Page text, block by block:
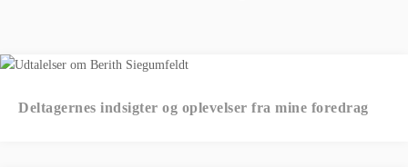
Deltagernes indsigter og oplevelser fra mine foredrag